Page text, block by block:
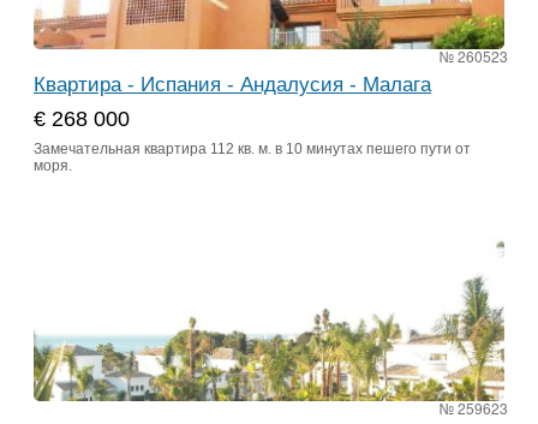
№ 260523
Квартира - Испания - Андалусия - Малага
€ 268 000
Замечательная квартира 112 кв. м. в 10 минутах пешего пути от
моря.
№ 259623